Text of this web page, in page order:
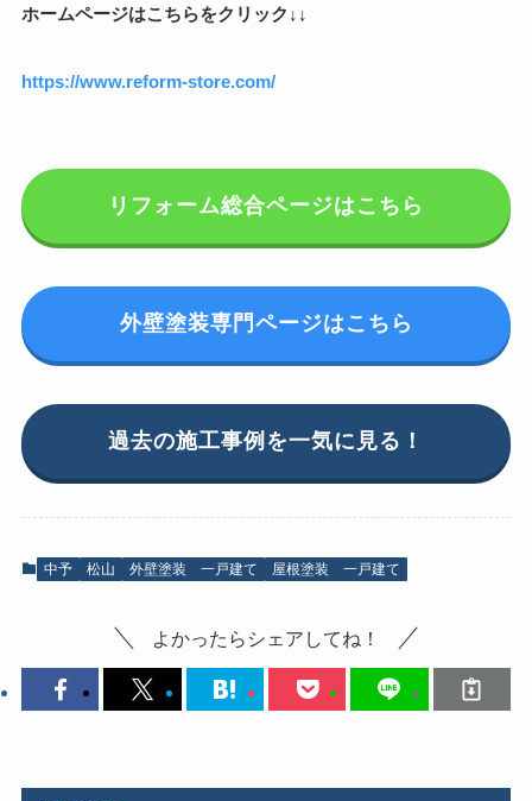
ホームページはこちらをクリック↓↓
https://www.reform-store.com/
リフォーム総合ページはこちら
外壁塗装専門ページはこちら
過去の施工事例を一気に見る！
中予 松山 外壁塗装 一戸建て 屋根塗装 一戸建て
よかったらシェアしてね！